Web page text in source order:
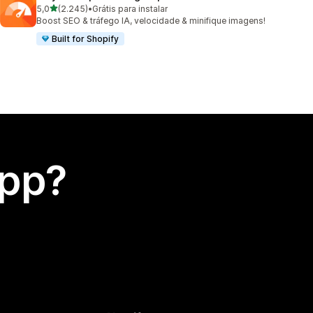
5,0de 5 estrelas
(2.245)
2245 avaliações ao todo
•Grátis para instalar
Boost SEO & tráfego IA, velocidade & minifique imagens!
Built for Shopify